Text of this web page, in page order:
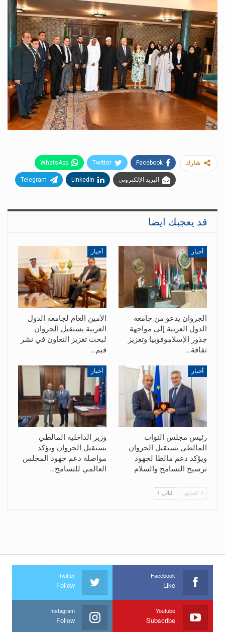
شارك Facebook
Twitter
WhatsApp
البريد الإلكتروني Linkedin
Telegram
قد يعجبك ايضا
أخبار
الجروان يدعو من جامعة
الدول العربية إلى مواجهة
جذور الإسلاموفوبيا وتعزيز
ثقافة…
أخبار
الأمين العام لجامعة الدول
العربية يستقبل الجروان
لبحث تعزيز التعاون في نشر
قيم…
أخبار
رئيس مجلس النواب
المالطي يستقبل الجروان
ويؤكد دعم مالطا لجهود
ترسيخ التسامح والسلام
أخبار
وزير الداخلية المالطي
يستقبل الجروان ويؤكد
مواصلة دعم جهود المجلس
العالمي للتسامح…
السابق التالي
Facebook
Like
Twitter
Follow
Youtube
Subscribe
Instagram
Follow